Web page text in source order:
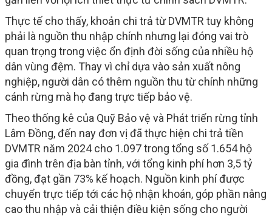
Thực tế cho thấy, khoản chi trả từ DVMTR tuy không
phải là nguồn thu nhập chính nhưng lại đóng vai trò
quan trọng trong việc ổn định đời sống của nhiều hộ
dân vùng đệm. Thay vì chỉ dựa vào sản xuất nông
nghiệp, người dân có thêm nguồn thu từ chính những
cánh rừng mà họ đang trực tiếp bảo vệ.
Theo thống kê của Quỹ Bảo vệ và Phát triển rừng tỉnh
Lâm Đồng, đến nay đơn vị đã thực hiện chi trả tiền
DVMTR năm 2024 cho 1.097 trong tổng số 1.654 hộ
gia đình trên địa bàn tỉnh, với tổng kinh phí hơn 3,5 tỷ
đồng, đạt gần 73% kế hoạch. Nguồn kinh phí được
chuyển trực tiếp tới các hộ nhận khoán, góp phần nâng
cao thu nhập và cải thiện điều kiện sống cho người